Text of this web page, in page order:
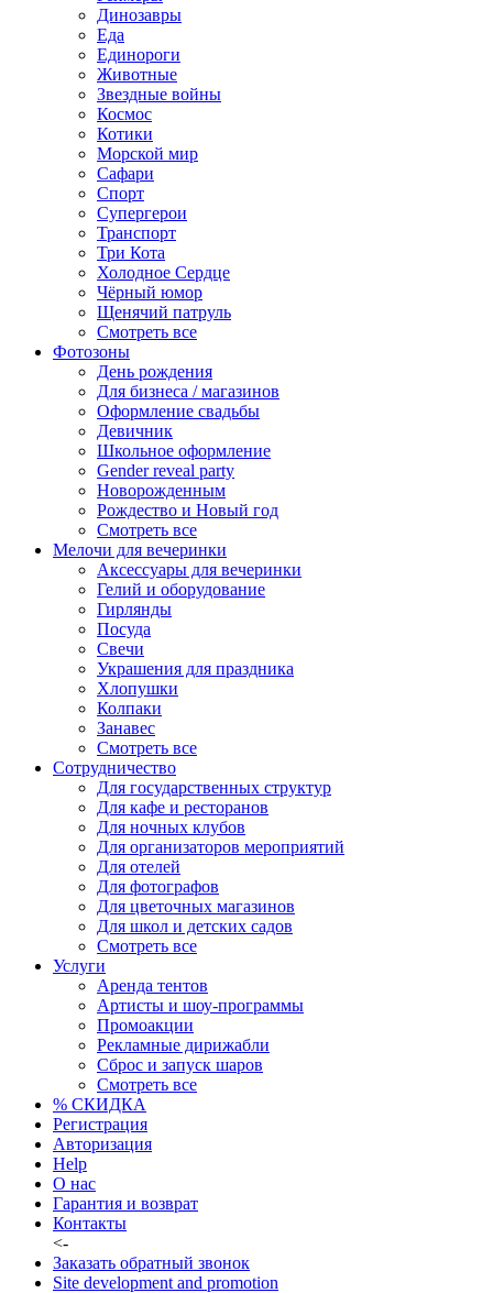
Динозавры
Еда
Единороги
Животные
Звездные войны
Космос
Котики
Морской мир
Сафари
Спорт
Супергерои
Транспорт
Три Кота
Холодное Сердце
Чёрный юмор
Щенячий патруль
Смотреть все
Фотозоны
День рождения
Для бизнеса / магазинов
Оформление свадьбы
Девичник
Школьное оформление
Gender reveal party
Новорожденным
Рождество и Новый год
Смотреть все
Мелочи для вечеринки
Аксессуары для вечеринки
Гелий и оборудование
Гирлянды
Посуда
Свечи
Украшения для праздника
Хлопушки
Колпаки
Занавес
Смотреть все
Сотрудничество
Для государственных структур
Для кафе и ресторанов
Для ночных клубов
Для организаторов мероприятий
Для отелей
Для фотографов
Для цветочных магазинов
Для школ и детских садов
Смотреть все
Услуги
Аренда тентов
Артисты и шоу-программы
Промоакции
Рекламные дирижабли
Сброс и запуск шаров
Смотреть все
% СКИДКА
Регистрация
Авторизация
Help
О нас
Гарантия и возврат
Контакты
<-
Заказать обратный звонок
Site development and promotion